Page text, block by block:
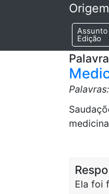
Assunto
Edição
Palavra
Palavras:
Ela foi